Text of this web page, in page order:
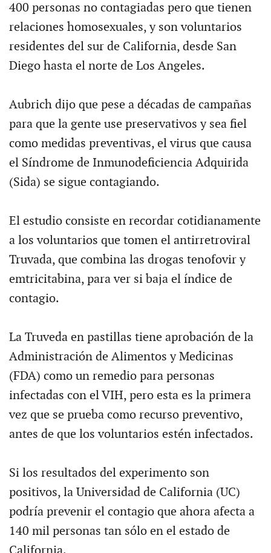
400 personas no contagiadas pero que tienen
relaciones homosexuales, y son voluntarios
residentes del sur de California, desde San
Diego hasta el norte de Los Angeles.
Aubrich dijo que pese a décadas de campañas
para que la gente use preservativos y sea fiel
como medidas preventivas, el virus que causa
el Síndrome de Inmunodeficiencia Adquirida
(Sida) se sigue contagiando.
El estudio consiste en recordar cotidianamente
a los voluntarios que tomen el antirretroviral
Truvada, que combina las drogas tenofovir y
emtricitabina, para ver si baja el índice de
contagio.
La Truveda en pastillas tiene aprobación de la
Administración de Alimentos y Medicinas
(FDA) como un remedio para personas
infectadas con el VIH, pero esta es la primera
vez que se prueba como recurso preventivo,
antes de que los voluntarios estén infectados.
Si los resultados del experimento son
positivos, la Universidad de California (UC)
podría prevenir el contagio que ahora afecta a
140 mil personas tan sólo en el estado de